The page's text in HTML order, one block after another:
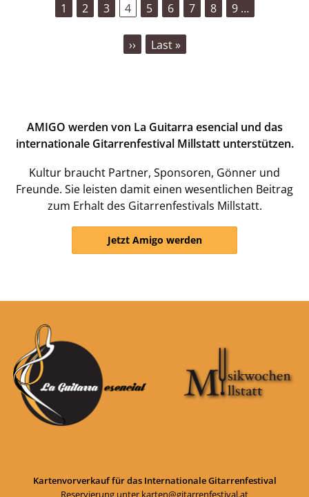
Seite
1 Seite
2 Seite
3
Aktuelle
4 Seite
5 Seite
6 Seite
7 Seite
8 Seite
9 …
Nächste
››
Last
Last »
AMIGO werden von La Guitarra esencial und das
internationale Gitarrenfestival Millstatt unterstützen.
Kultur braucht Partner, Sponsoren, Gönner und
Freunde. Sie leisten damit einen wesentlichen Beitrag
zum Erhalt des Gitarrenfestivals Millstatt.
Jetzt Amigo werden
Kartenvorverkauf für das Internationale Gitarrenfestival
Reservierung unter karten@gitarrenfestival.at